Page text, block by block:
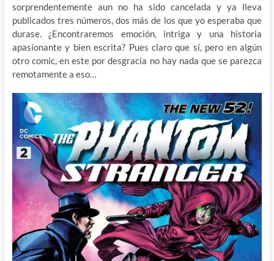
sorprendentemente aun no ha sido cancelada y ya lleva
publicados tres números, dos más de los que yo esperaba que
durase. ¿Encontraremos emoción, intriga y una historia
apasionante y bien escrita? Pues claro que sí, pero en algún
otro comic, en este por desgracia no hay nada que se parezca
remotamente a eso…